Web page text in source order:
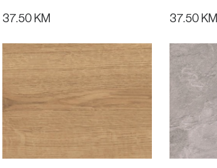
06 Kontakt
37.50 KM 37.50 KM